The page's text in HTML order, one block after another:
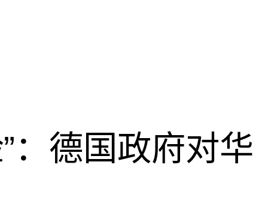
：德国政府对华